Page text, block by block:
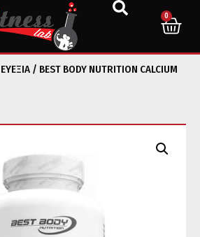
0
/ BEST BODY NUTRITION CALCIUM